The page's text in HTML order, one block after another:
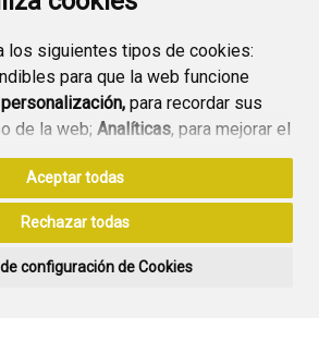
los siguientes tipos de cookies:
para que la web funcione
para recordar sus
de la web; Analíticas, para mejorar el
web y sus servicios.
el botón“Aceptar todas”
su uso. Si pulsa el botón
las cookies técnicas
Aceptar todas
Rechazar todas
configuración de Cookies